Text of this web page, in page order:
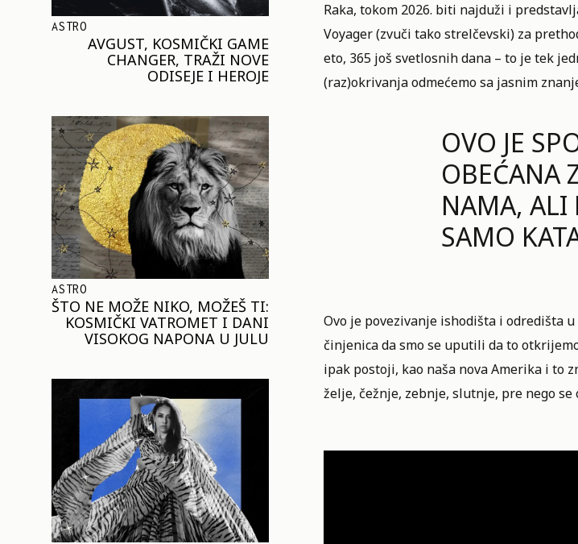
ASTRO
AVGUST, KOSMIČKI GAME
CHANGER, TRAŽI NOVE
ODISEJE I HEROJE
ASTRO
ŠTO NE MOŽE NIKO, MOŽEŠ TI:
KOSMIČKI VATROMET I DANI
VISOKOG NAPONA U JULU
Raka, tokom 2026. biti najduži i
Voyager (zvuči tako strelčevski) za
eto, 365 još svetlosnih dana – to je tek
(raz)okrivanja odmećemo sa jasnim
OVO JE
OBEĆANA
NAMA, ALI
SAMO
Ovo je povezivanje ishodišta i odredišta
činjenica da smo se uputili da to
ipak postoji, kao naša nova Amerika i to
želje, čežnje, zebnje, slutnje, pre nego